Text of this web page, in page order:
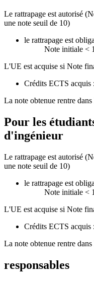
Le rattrapage est autorisé
une note seuil de 10)
le rattrapage est
Note initiale <
L'UE est acquise si Note
Crédits ECTS acquis
La note obtenue rentre
Pour les
d'ingénieur
Le rattrapage est autorisé
une note seuil de 10)
le rattrapage est
Note initiale <
L'UE est acquise si Note
Crédits ECTS acquis
La note obtenue rentre
responsables